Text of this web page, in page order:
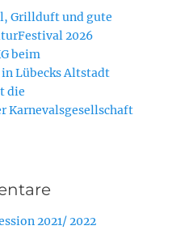
Grillduft und gute
2026
beim
Lübecks Altstadt
die
Karnevalsgesellschaft
2021/ 2022